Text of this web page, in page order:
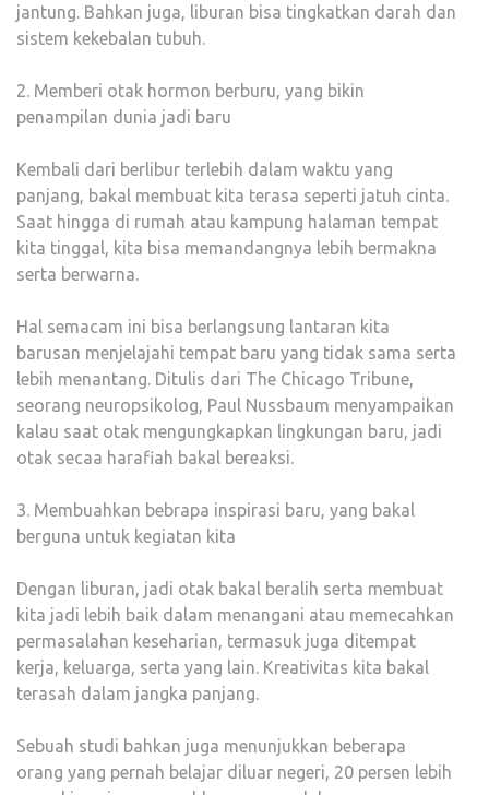
jantung. Bahkan juga, liburan bisa tingkatkan darah dan
sistem kekebalan tubuh.
2. Memberi otak hormon berburu, yang bikin
penampilan dunia jadi baru
Kembali dari berlibur terlebih dalam waktu yang
panjang, bakal membuat kita terasa seperti jatuh cinta.
Saat hingga di rumah atau kampung halaman tempat
kita tinggal, kita bisa memandangnya lebih bermakna
serta berwarna.
Hal semacam ini bisa berlangsung lantaran kita
barusan menjelajahi tempat baru yang tidak sama serta
lebih menantang. Ditulis dari The Chicago Tribune,
seorang neuropsikolog, Paul Nussbaum menyampaikan
kalau saat otak mengungkapkan lingkungan baru, jadi
otak secaa harafiah bakal bereaksi.
3. Membuahkan bebrapa inspirasi baru, yang bakal
berguna untuk kegiatan kita
Dengan liburan, jadi otak bakal beralih serta membuat
kita jadi lebih baik dalam menangani atau memecahkan
permasalahan keseharian, termasuk juga ditempat
kerja, keluarga, serta yang lain. Kreativitas kita bakal
terasah dalam jangka panjang.
Sebuah studi bahkan juga menunjukkan beberapa
orang yang pernah belajar diluar negeri, 20 persen lebih